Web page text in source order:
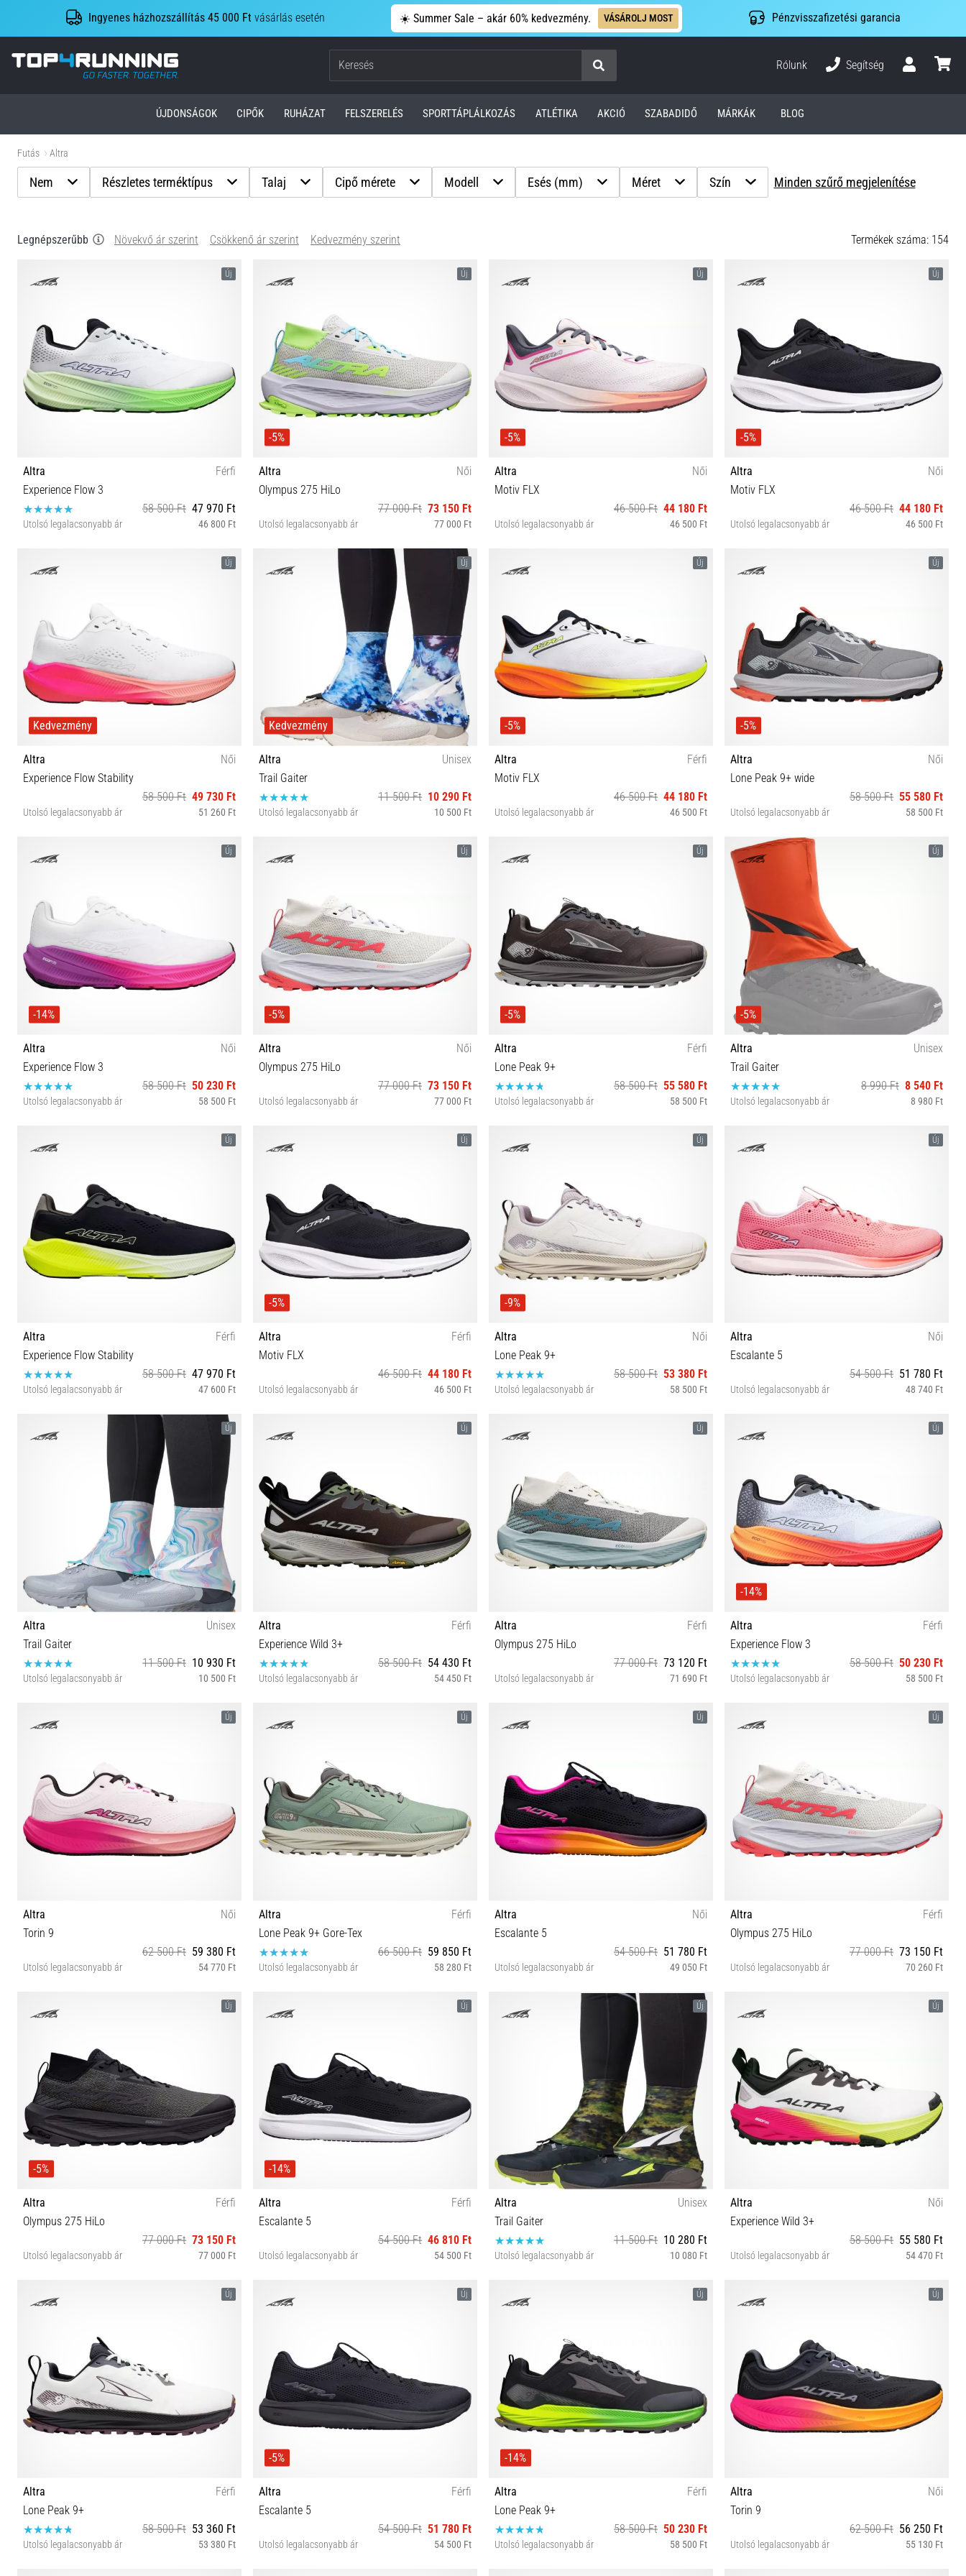
Ingyenes házhozszállítás 45 000 Ft vásárlás esetén ☀️ Summer Sale – akár 60% kedvezmény. VÁSÁROLJ MOST Pénzvisszafizetési garancia
Top4Running.hu
Keresés
Rólunk
Segítség
ÚJDONSÁGOK CIPŐK RUHÁZAT FELSZERELÉS SPORTTÁPLÁLKOZÁS ATLÉTIKA AKCIÓ SZABADIDŐ MÁRKÁK BLOG
Futás Altra
Nem Részletes terméktípus Talaj Cipő mérete Modell Esés (mm) Méret Szín Minden szűrő megjelenítése
Legnépszerűbb Növekvő ár szerint Csökkenő ár szerint Kedvezmény szerint Termékek száma: 154
Új
Altra
Férfi
Experience Flow 3
58 500 Ft 47 970 Ft
Utolsó legalacsonyabb ár 46 800 Ft
Új
-5%
Altra
Női
Olympus 275 HiLo
77 000 Ft 73 150 Ft
Utolsó legalacsonyabb ár 77 000 Ft
36 37 37½ 38 38½ 39 40 40½ 41 42
Új
-5%
Altra
Női
Motiv FLX
46 500 Ft 44 180 Ft
Utolsó legalacsonyabb ár 46 500 Ft
Új
-5%
Altra
Női
Motiv FLX
46 500 Ft 44 180 Ft
Utolsó legalacsonyabb ár 46 500 Ft
Új
Kedvezmény
Altra
Női
Experience Flow Stability
58 500 Ft 49 730 Ft
Utolsó legalacsonyabb ár 51 260 Ft
Új
Kedvezmény
Altra
Unisex
Trail Gaiter
11 500 Ft 10 290 Ft
Utolsó legalacsonyabb ár 10 500 Ft
Új
-5%
Altra
Férfi
Motiv FLX
46 500 Ft 44 180 Ft
Utolsó legalacsonyabb ár 46 500 Ft
Új
-5%
Altra
Női
Lone Peak 9+ wide
58 500 Ft 55 580 Ft
Utolsó legalacsonyabb ár 58 500 Ft
37 37½ 38 38½ 39 40 40½ 42
Új
-14%
Altra
Női
Experience Flow 3
58 500 Ft 50 230 Ft
Utolsó legalacsonyabb ár 58 500 Ft
Új
-5%
Altra
Női
Olympus 275 HiLo
77 000 Ft 73 150 Ft
Utolsó legalacsonyabb ár 77 000 Ft
Új
-5%
Altra
Férfi
Lone Peak 9+
58 500 Ft 55 580 Ft
Utolsó legalacsonyabb ár 58 500 Ft
Új
-5%
Altra
Unisex
Trail Gaiter
8 990 Ft 8 540 Ft
Utolsó legalacsonyabb ár 8 980 Ft
Új
Altra
Férfi
Experience Flow Stability
58 500 Ft 47 970 Ft
Utolsó legalacsonyabb ár 47 600 Ft
40½ 41 42 42½ 43 44 44½ 45 46 46½ 47 48 49
Új
-5%
Altra
Férfi
Motiv FLX
46 500 Ft 44 180 Ft
Utolsó legalacsonyabb ár 46 500 Ft
Új
-9%
Altra
Női
Lone Peak 9+
58 500 Ft 53 380 Ft
Utolsó legalacsonyabb ár 58 500 Ft
Új
Altra
Női
Escalante 5
54 500 Ft 51 780 Ft
Utolsó legalacsonyabb ár 48 740 Ft
Új
Altra
Unisex
Trail Gaiter
11 500 Ft 10 930 Ft
Utolsó legalacsonyabb ár 10 500 Ft
Új
Altra
Férfi
Experience Wild 3+
58 500 Ft 54 430 Ft
Utolsó legalacsonyabb ár 54 450 Ft
Új
Altra
Férfi
Olympus 275 HiLo
77 000 Ft 73 120 Ft
Utolsó legalacsonyabb ár 71 690 Ft
Új
-14%
Altra
Férfi
Experience Flow 3
58 500 Ft 50 230 Ft
Utolsó legalacsonyabb ár 58 500 Ft
40½ 41 42 42½ 43 44 44½ 45 46 46½ 47 48 49 50
Új
Altra
Női
Torin 9
62 500 Ft 59 380 Ft
Utolsó legalacsonyabb ár 54 770 Ft
Új
Altra
Férfi
Lone Peak 9+ Gore-Tex
66 500 Ft 59 850 Ft
Utolsó legalacsonyabb ár 58 280 Ft
Új
Altra
Női
Escalante 5
54 500 Ft 51 780 Ft
Utolsó legalacsonyabb ár 49 050 Ft
36 37 37½ 38 38½ 39 40 40½
Új
Altra
Férfi
Olympus 275 HiLo
77 000 Ft 73 150 Ft
Utolsó legalacsonyabb ár 70 260 Ft
Új
-5%
Altra
Férfi
Olympus 275 HiLo
77 000 Ft 73 150 Ft
Utolsó legalacsonyabb ár 77 000 Ft
Új
-14%
Altra
Férfi
Escalante 5
54 500 Ft 46 810 Ft
Utolsó legalacsonyabb ár 54 500 Ft
Új
Altra
Unisex
Trail Gaiter
11 500 Ft 10 280 Ft
Utolsó legalacsonyabb ár 10 080 Ft
Új
Altra
Női
Experience Wild 3+
58 500 Ft 55 580 Ft
Utolsó legalacsonyabb ár 54 470 Ft
Új
Altra
Férfi
Lone Peak 9+
58 500 Ft 53 360 Ft
Utolsó legalacsonyabb ár 53 380 Ft
Új
-5%
Altra
Férfi
Escalante 5
54 500 Ft 51 780 Ft
Utolsó legalacsonyabb ár 54 500 Ft
Új
-14%
Altra
Férfi
Lone Peak 9+
58 500 Ft 50 230 Ft
Utolsó legalacsonyabb ár 58 500 Ft
Új
Altra
Női
Torin 9
62 500 Ft 56 250 Ft
Utolsó legalacsonyabb ár 55 130 Ft